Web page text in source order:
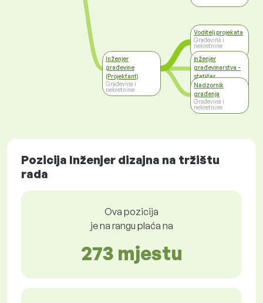
Inženjer
građevine
(Projektant)
Građevina i
nekretnine
Voditelj projekata
Građevina i
nekretnine
inženjer
građevinarstva -
statičar
Građevina i
nekretnine
Nadzornik
građenja
Građevina i
nekretnine
Pozicija Inženjer dizajna na tržištu
rada
Ova pozicija
je na rangu plaća na
273 mjestu